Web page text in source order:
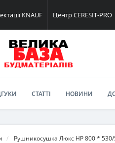
KNAUF Центр CERESIT-PRO
СТАТТІ НОВИНИ
Рушникосушка Люкс HP 800 *